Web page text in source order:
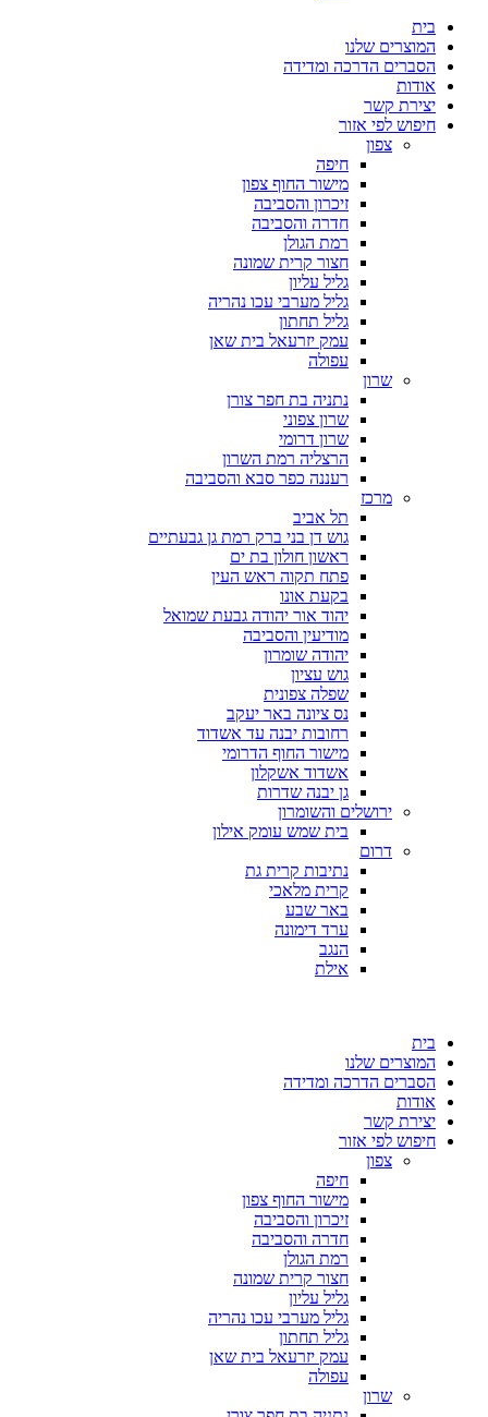
בית
המוצרים שלנו
הסברים הדרכה ומדידה
אודות
יצירת קשר
חיפוש לפי אזור
צפון
חיפה
מישור החוף צפון
זיכרון והסביבה
חדרה והסביבה
רמת הגולן
חצור קרית שמונה
גליל עליון
גליל מערבי עכו נהריה
גליל תחתון
עמק יזרעאל בית שאן
עפולה
שרון
נתניה בת חפר צורן
שרון צפוני
שרון דרומי
הרצליה רמת השרון
רעננה כפר סבא והסביבה
מרכז
תל אביב
גוש דן בני ברק רמת גן גבעתיים
ראשון חולון בת ים
פתח תקוה ראש העין
בקעת אונו
יהוד אור יהודה גבעת שמואל
מודיעין והסביבה
יהודה שומרון
גוש עציון
שפלה צפונית
נס ציונה באר יעקב
רחובות יבנה עד אשדוד
מישור החוף הדרומי
אשדוד אשקלון
גן יבנה שדרות
ירושלים והשומרון
בית שמש עומק אילון
דרום
נתיבות קרית גת
קרית מלאכי
באר שבע
ערד דימונה
הנגב
אילת
בית
המוצרים שלנו
הסברים הדרכה ומדידה
אודות
יצירת קשר
חיפוש לפי אזור
צפון
חיפה
מישור החוף צפון
זיכרון והסביבה
חדרה והסביבה
רמת הגולן
חצור קרית שמונה
גליל עליון
גליל מערבי עכו נהריה
גליל תחתון
עמק יזרעאל בית שאן
עפולה
שרון